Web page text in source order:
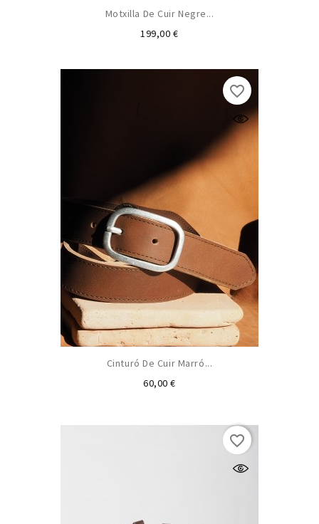
Motxilla De Cuir Negre...
199,00 €Preu
Cinturó De Cuir Marró...
60,00 €Preu
favorite_border
favorite_border